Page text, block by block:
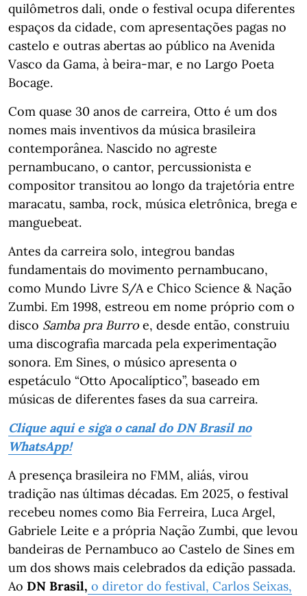
quilômetros dali, onde o festival ocupa diferentes
espaços da cidade, com apresentações pagas no
castelo e outras abertas ao público na Avenida
Vasco da Gama, à beira-mar, e no Largo Poeta
Bocage.
Com quase 30 anos de carreira, Otto é um dos
nomes mais inventivos da música brasileira
contemporânea. Nascido no agreste
pernambucano, o cantor, percussionista e
compositor transitou ao longo da trajetória entre
maracatu, samba, rock, música eletrônica, brega e
manguebeat.
Antes da carreira solo, integrou bandas
fundamentais do movimento pernambucano,
como Mundo Livre S/A e Chico Science & Nação
Zumbi. Em 1998, estreou em nome próprio com o
disco Samba pra Burro e, desde então, construiu
uma discografia marcada pela experimentação
sonora. Em Sines, o músico apresenta o
espetáculo “Otto Apocalíptico”, baseado em
músicas de diferentes fases da sua carreira.
Clique aqui e siga o canal do DN Brasil no
WhatsApp!
A presença brasileira no FMM, aliás, virou
tradição nas últimas décadas. Em 2025, o festival
recebeu nomes como Bia Ferreira, Luca Argel,
Gabriele Leite e a própria Nação Zumbi, que levou
bandeiras de Pernambuco ao Castelo de Sines em
um dos shows mais celebrados da edição passada.
Ao DN Brasil, o diretor do festival, Carlos Seixas,